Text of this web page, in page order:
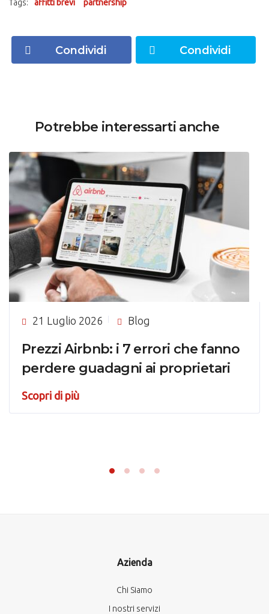
Tags: affitti brevi partnership
Condividi Condividi
Potrebbe interessarti anche
21 Luglio 2026 Blog
Prezzi Airbnb: i 7 errori che fanno
perdere guadagni ai proprietari
Scopri di più
Azienda
Chi Siamo
I nostri servizi